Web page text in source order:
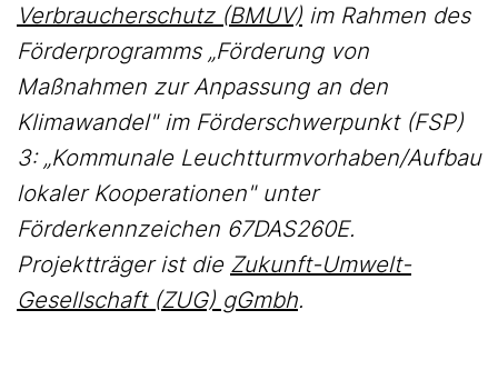
Verbraucherschutz (BMUV) im Rahmen des
Förderprogramms „Förderung von
Maßnahmen zur Anpassung an den
Klimawandel" im Förderschwerpunkt (FSP)
3: „Kommunale Leuchtturmvorhaben/Aufbau
lokaler Kooperationen" unter
Förderkennzeichen 67DAS260E.
Projektträger ist die Zukunft-Umwelt-
Gesellschaft (ZUG) gGmbh.